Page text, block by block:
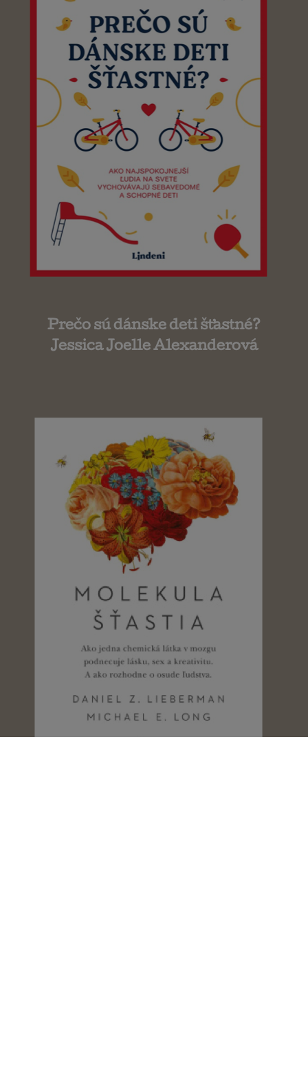
Prečo sú dánske deti šťastné?
Jessica Joelle Alexanderová